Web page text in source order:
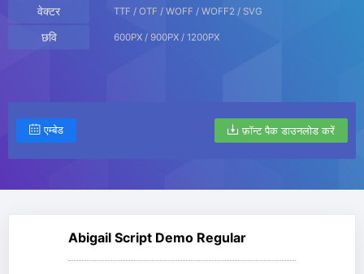
वेक्टर TTF / OTF / WOFF / WOFF2 / SVG
छवि 600PX / 900PX / 1200PX
एम्बेड फ़ॉन्ट पैक डाउनलोड करें
Abigail Script Demo Regular